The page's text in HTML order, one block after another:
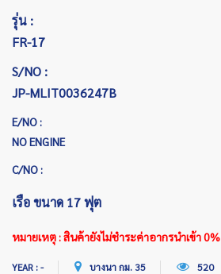
รุ่น :
FR-17
S/NO :
JP-MLIT0036247B
E/NO :
NO ENGINE
C/NO :
เรือ ขนาด 17 ฟุต
หมายเหตุ : สินค้ายังไม่ชำระค่าอากรนำเข้า 0%
YEAR : - บางนา กม. 35 520